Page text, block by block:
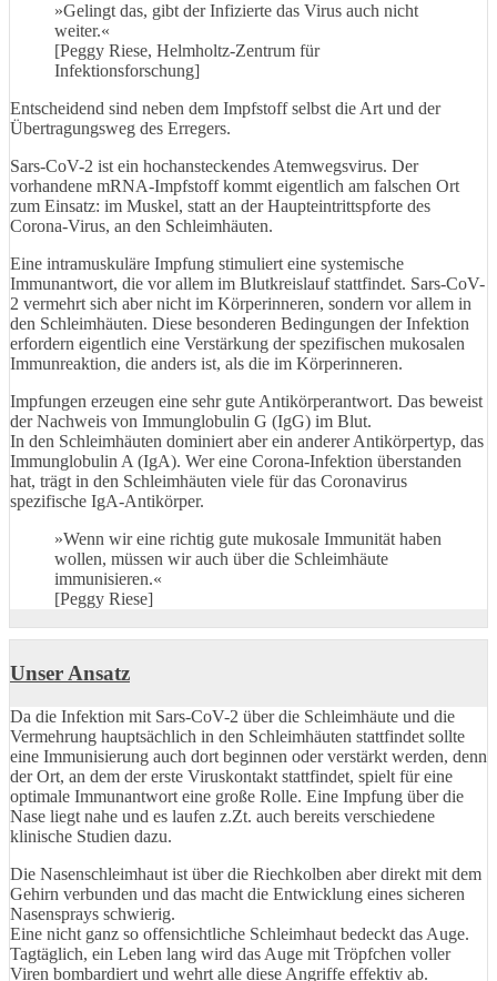
»Gelingt das, gibt der Infizierte das Virus auch nicht
weiter.«
[Peggy Riese, Helmholtz-Zentrum für
Infektionsforschung]
Entscheidend sind neben dem Impfstoff selbst die Art und der
Übertragungsweg des Erregers.
Sars-CoV-2 ist ein hochansteckendes Atemwegsvirus. Der
vorhandene mRNA-Impfstoff kommt eigentlich am falschen Ort
zum Einsatz: im Muskel, statt an der Haupteintrittspforte des
Corona-Virus, an den Schleimhäuten.
Eine intramuskuläre Impfung stimuliert eine systemische
Immunantwort, die vor allem im Blutkreislauf stattfindet. Sars-CoV-
2 vermehrt sich aber nicht im Körperinneren, sondern vor allem in
den Schleimhäuten. Diese besonderen Bedingungen der Infektion
erfordern eigentlich eine Verstärkung der spezifischen mukosalen
Immunreaktion, die anders ist, als die im Körperinneren.
Impfungen erzeugen eine sehr gute Antikörperantwort. Das beweist
der Nachweis von Immunglobulin G (IgG) im Blut.
In den Schleimhäuten dominiert aber ein anderer Antikörpertyp, das
Immunglobulin A (IgA). Wer eine Corona-Infektion überstanden
hat, trägt in den Schleimhäuten viele für das Coronavirus
spezifische IgA-Antikörper.
»Wenn wir eine richtig gute mukosale Immunität haben
wollen, müssen wir auch über die Schleimhäute
immunisieren.«
[Peggy Riese]
Unser Ansatz
Da die Infektion mit Sars-CoV-2 über die Schleimhäute und die
Vermehrung hauptsächlich in den Schleimhäuten stattfindet sollte
eine Immunisierung auch dort beginnen oder verstärkt werden, denn
der Ort, an dem der erste Viruskontakt stattfindet, spielt für eine
optimale Immunantwort eine große Rolle. Eine Impfung über die
Nase liegt nahe und es laufen z.Zt. auch bereits verschiedene
klinische Studien dazu.
Die Nasenschleimhaut ist über die Riechkolben aber direkt mit dem
Gehirn verbunden und das macht die Entwicklung eines sicheren
Nasensprays schwierig.
Eine nicht ganz so offensichtliche Schleimhaut bedeckt das Auge.
Tagtäglich, ein Leben lang wird das Auge mit Tröpfchen voller
Viren bombardiert und wehrt alle diese Angriffe effektiv ab.